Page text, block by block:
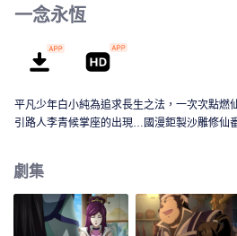
一念永恆
平凡少年白小純為追求長生之法，一次次點燃
引路人李青候掌座的出現…國漫鉅製沙雕修仙
劇集